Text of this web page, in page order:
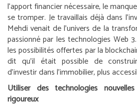
l’apport financier nécessaire, le
se tromper. Je travaillais déjà dans
Mehdi venait de l’univers de la
passionné par les technologies Web
les possibilités offertes par la
dit qu’il était possible de
d’investir dans l’immobilier, plus
Utiliser des technologies
rigoureux